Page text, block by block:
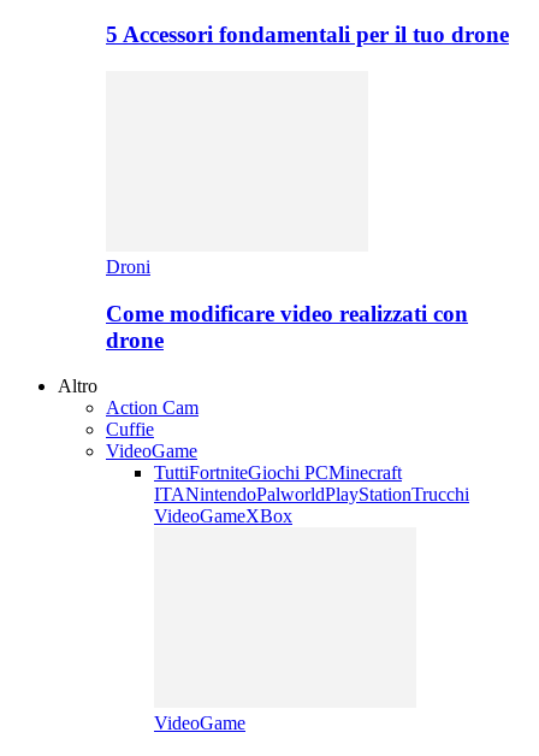
5 Accessori fondamentali per il tuo drone
Droni
Come modificare video realizzati con
drone
Altro
Action Cam
Cuffie
VideoGame
TuttiFortniteGiochi PCMinecraft
ITANintendoPalworldPlayStationTrucchi
VideoGameXBox
VideoGame